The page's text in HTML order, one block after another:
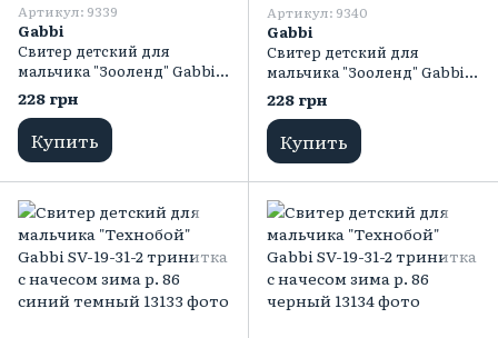
Артикул: 9339
Gabbi
Свитер детский для
мальчика "Зооленд" Gabbi
SV-03-18 демисезонный р.
68 оранжевый
228 грн
Купить
Артикул: 9340
Gabbi
Свитер детский для
мальчика "Зооленд" Gabbi
SV-03-18 демисезонный р.
68 зеленый
228 грн
Купить